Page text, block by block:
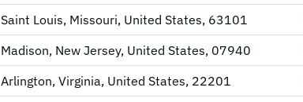
Saint Louis, Missouri, United States, 63101
Madison, New Jersey, United States, 07940
Arlington, Virginia, United States, 22201